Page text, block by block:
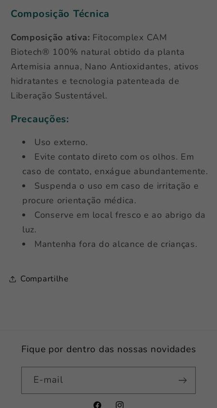
Composição Técnica
Composição ativa: Fitocomplex CAM
Biotech® 100% natural obtido da planta
Artemisia annua, Nano Antioxidantes, ativos
hidratantes e tecnologia patenteada de
Liberação Sustentável.
Precauções:
Uso externo.
Evite contato direto com os olhos. Em
caso de contato, enxágue abundantemente.
Suspenda o uso em caso de irritação e
procure orientação médica.
Conserve em local fresco e ao abrigo da
luz.
Mantenha fora do alcance de crianças.
Compartilhe
Fique por dentro das nossas novidades
E-mail